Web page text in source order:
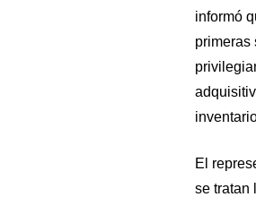
informó
primeras
El
se tratan